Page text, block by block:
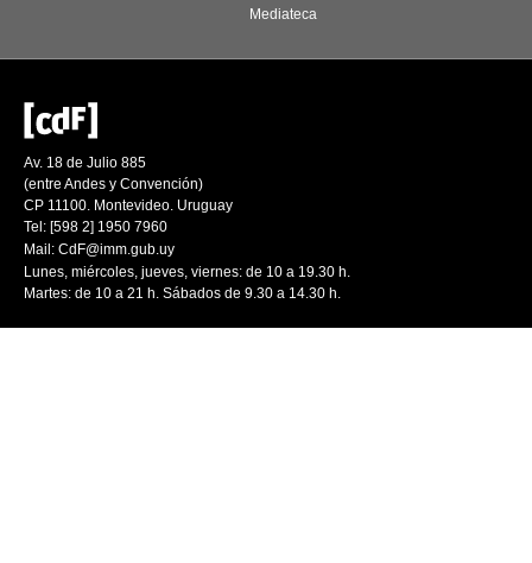
Mediateca
Av. 18 de Julio 885
(entre Andes y Convención)
CP 11100. Montevideo. Uruguay
Tel: [598 2] 1950 7960
Mail: CdF@imm.gub.uy
Lunes, miércoles, jueves, viernes: de 10 a 19.30 h.
Martes: de 10 a 21 h. Sábados de 9.30 a 14.30 h.